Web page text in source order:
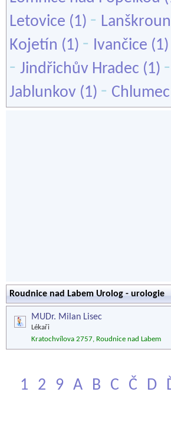
Letovice (1) - Lanškroun
Kojetín (1) - Ivančice (1)
- Jindřichův Hradec (1) -
Jablunkov (1) -
Roudnice nad Labem Urolog - urologie
MUDr. Milan Lisec
Lékaři
Kratochvílova 2757, Roudnice nad Labem
1 2 9 A B C Č D